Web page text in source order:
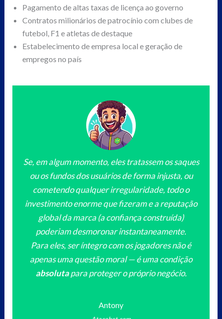
Pagamento de altas taxas de licença ao governo
Contratos milionários de patrocínio com clubes de
futebol, F1 e atletas de destaque
Estabelecimento de empresa local e geração de
empregos no país
Se, em algum momento, eles tratassem os saques
ou os fundos dos usuários de forma injusta, ou
cometendo qualquer irregularidade, todo o
investimento enorme que fizeram e a reputação
global da marca (a confiança construída)
poderiam desmoronar instantaneamente.
Para eles, ser íntegro com os jogadores não é
apenas uma questão moral — é uma condição
absolutapara proteger o próprio negócio.
Antony